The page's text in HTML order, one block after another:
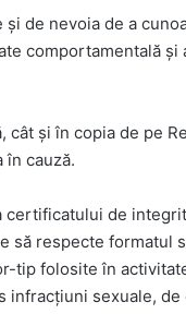
de nevoia de a
comportamentală
și în copia de pe
cauză.
de
să respecte formatul
tip folosite în
sexuale,